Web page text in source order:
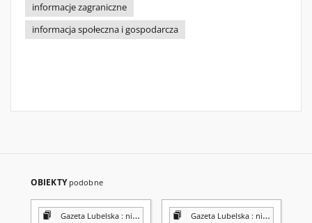
informacje zagraniczne
informacja społeczna i gospodarcza
OBIEKTY podobne
Gazeta Lubelska : niezależny organ demokratyczny Gazeta Lubelska : niezależny organ demokratyczny